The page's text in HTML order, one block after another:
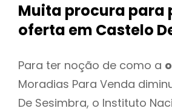
Muita procura para
oferta em Castelo
Para ter noção de como a
Moradias Para Venda
De Sesimbra, o Instituto